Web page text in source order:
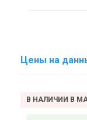
Цены на
В НАЛИЧИИ В